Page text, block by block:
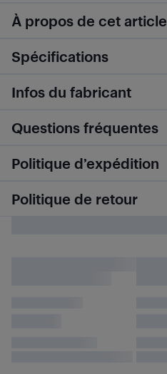
À propos de cet article
Spécifications
Infos du fabricant
Questions fréquentes
Politique d’expédition
Politique de retour